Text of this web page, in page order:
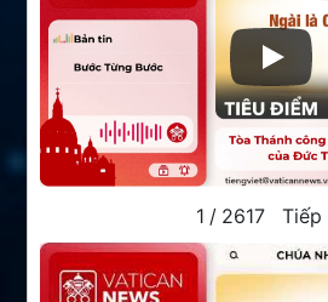
1 / 2617 Tiếp